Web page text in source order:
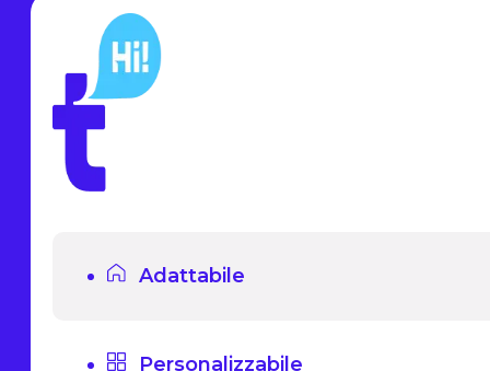
Adattabile
Personalizzabile